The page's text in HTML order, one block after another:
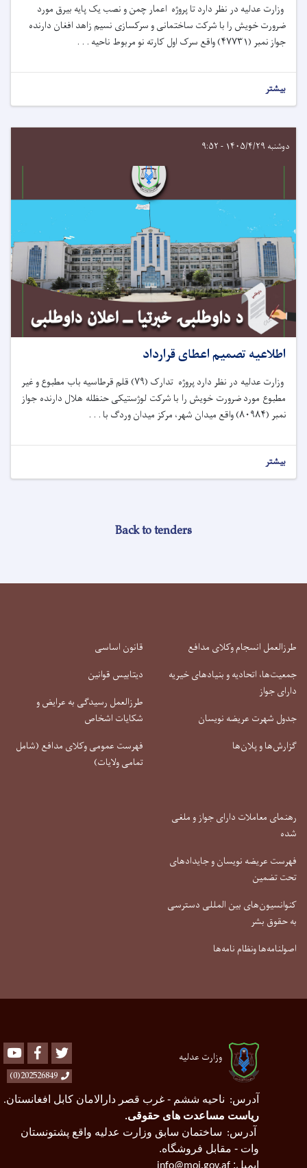
وزارت عدلیه در نظر داردتاپروژه اعمار چمن و نصب یک پایه بیرق مورد
ضرورت خویش را با شرکت ساختمانی و سرکسازی نسیم زاهد افغان دارنده
جواز نمبر (۴۷۷۳۱)واقع سرک اول کارته نو مربوط ناحیه . . .
بیشتر
دوشنبه ۱۴۰۵/۴/۲۹ - ۹:۵۲
اطلاعیه تصمیم اعطای قرارداد
وزارت عدلیه در نظر دارد پروژه تدارک (۷۹) قلم قرطاسیه باب مطبوع و غیر
مطبوع مورد ضرورت خویش را با شرکت لوژستیکی حنظله هلال دارنده جواز
نمبر (۸۰۹۸۴) واقع میدان شهر، مرکز میدان وردگ با . . .
بیشتر
Back to tenders
طرزالعمل انسجام وکلای مدافع
جمعیت‌ها، اتحادیه و بنیادهای خیریه
دارای جواز
جدول شهرت عریضه نویسان
گزارش‌ها و پلان‌ها
قانون اساسی
دیتابیس قوانین
طرزالعمل رسیدگی به عرایض و
شکایات اشخاص
فهرست عمومی وکلای مدافع (شامل
تمامی ولایات)
رهنمای معاملات دارای جواز و ملغی
شده
فهرست عریضه نویسان و جایدادهای
تحت تضمین
کنوانسیون‌های بین المللی دسترسی
به حقوق بشر
اصولنامه‌ها ونظام نامه‌ها
وزارت عدلیه Youtube Facebook
202526849(0)
آدرس: ناحیه ششم - غرب قصر دارالامان کابل افغانستان.
ریاست مساعدت های حقوقی.
آدرس: ساختمان سابق وزارت عدلیه واقع پشتونستان
وات - مقابل فروشگاه.
ایمیل: